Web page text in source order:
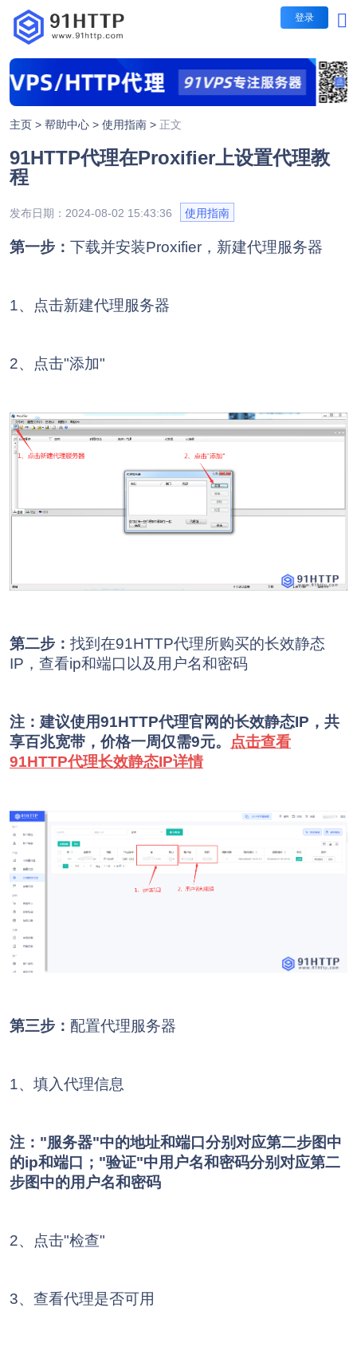
登录
短效代理
长效代理
隧道代理
短效代理
每日提取IP无限制
包量套餐
主页 > 帮助中心 > 使用指南 > 正文
91HTTP代理在Proxifier上设置代理教
程
发布日期：2024-08-02 15:43:36 使用指南
第一步： 下载并安装Proxifier，新建代理服务器
1、点击新建代理服务器
2、点击"添加"
第二步： 找到在91HTTP代理所购买的长效静态
IP，查看ip和端口以及用户名和密码
注：建议使用91HTTP代理官网的长效静态IP，共
享百兆宽带，价格一周仅需9元。 点击查看
91HTTP代理长效静态IP详情
第三步： 配置代理服务器
1、填入代理信息
注："服务器"中的地址和端口分别对应第二步图中
的ip和端口；"验证"中用户名和密码分别对应第二
步图中的用户名和密码
2、点击"检查"
3、查看代理是否可用